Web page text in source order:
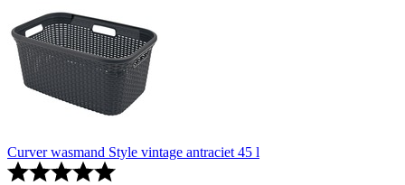
Curver wasmand Style vintage antraciet 45 l